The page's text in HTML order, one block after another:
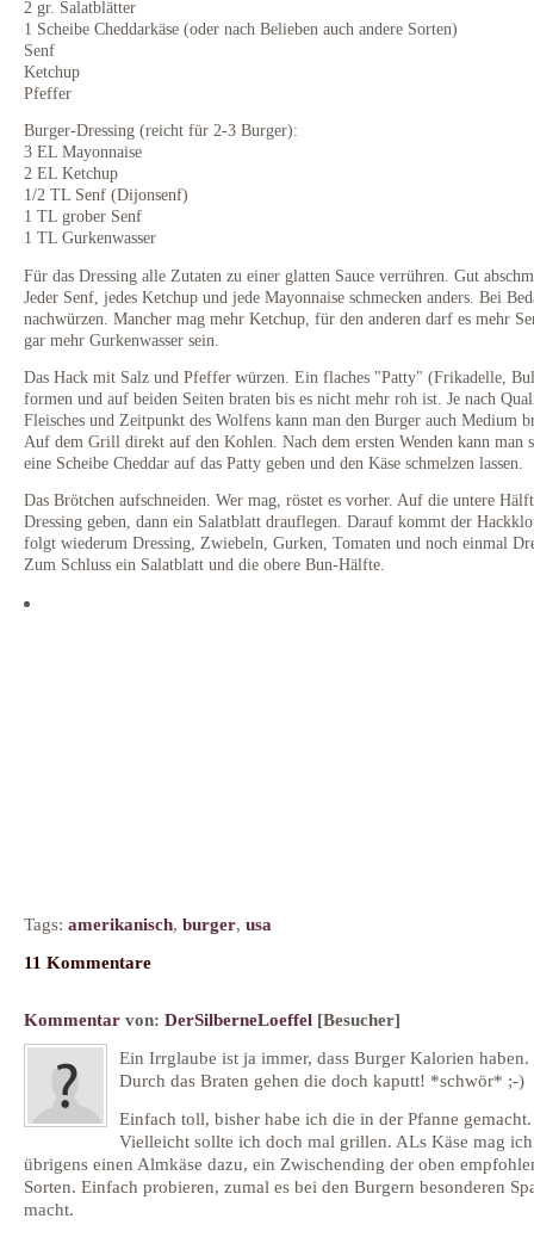
2 gr. Salatblätter
1 Scheibe Cheddarkäse (oder nach Belieben auch andere Sorten)
Senf
Ketchup
Pfeffer
Burger-Dressing (reicht für 2-3 Burger):
3 EL Mayonnaise
2 EL Ketchup
1/2 TL Senf (Dijonsenf)
1 TL grober Senf
1 TL Gurkenwasser
Für das Dressing alle Zutaten zu einer glatten Sauce verrühren. Gut
Jeder Senf, jedes Ketchup und jede Mayonnaise schmecken anders. Bei
nachwürzen. Mancher mag mehr Ketchup, für den anderen darf es mehr
gar mehr Gurkenwasser sein.
Das Hack mit Salz und Pfeffer würzen. Ein flaches "Patty" (Frikadelle,
formen und auf beiden Seiten braten bis es nicht mehr roh ist. Je nach
Fleisches und Zeitpunkt des Wolfens kann man den Burger auch Medium
Auf dem Grill direkt auf den Kohlen. Nach dem ersten Wenden kann man
eine Scheibe Cheddar auf das Patty geben und den Käse schmelzen lassen.
Das Brötchen aufschneiden. Wer mag, röstet es vorher. Auf die untere
Dressing geben, dann ein Salatblatt drauflegen. Darauf kommt der
folgt wiederum Dressing, Zwiebeln, Gurken, Tomaten und noch einmal
Zum Schluss ein Salatblatt und die obere Bun-Hälfte.
Tags: amerikanisch, burger, usa
11 Kommentare
Kommentar von: DerSilberneLoeffel [Besucher]
Ein Irrglaube ist ja immer, dass Burger Kalorien haben.
Durch das Braten gehen die doch kaputt! *schwör* ;-)
Einfach toll, bisher habe ich die in der Pfanne gemacht.
Vielleicht sollte ich doch mal grillen. ALs Käse mag ich
übrigens einen Almkäse dazu, ein Zwischending der oben
Sorten. Einfach probieren, zumal es bei den Burgern besonderen
macht.